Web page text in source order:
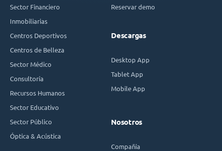
Sector Financiero
Inmobiliarias
Centros Deportivos
Centros de Belleza
Sector Médico
Consultoría
Recursos Humanos
Sector Educativo
Sector Público
Óptica & Acústica
Reservar demo
Descargas
Desktop App
Tablet App
Mobile App
Nosotros
Compañía